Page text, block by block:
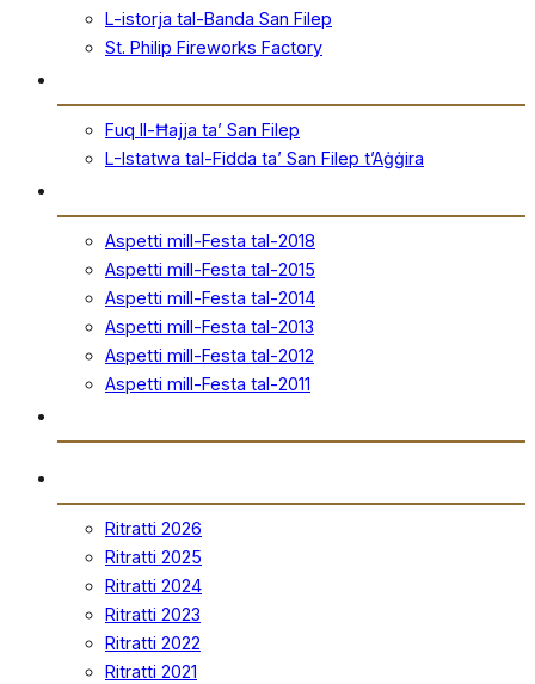
L-istorja tal-Banda San Filep
St. Philip Fireworks Factory
Fuq Il-Ħajja ta’ San Filep
L-Istatwa tal-Fidda ta’ San Filep t’Aġġira
Aspetti mill-Festa tal-2018
Aspetti mill-Festa tal-2015
Aspetti mill-Festa tal-2014
Aspetti mill-Festa tal-2013
Aspetti mill-Festa tal-2012
Aspetti mill-Festa tal-2011
Ritratti 2026
Ritratti 2025
Ritratti 2024
Ritratti 2023
Ritratti 2022
Ritratti 2021